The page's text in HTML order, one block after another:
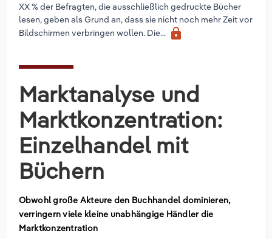
XX % der Befragten, die ausschließlich gedruckte Bücher
lesen, geben als Grund an, dass sie nicht noch mehr Zeit vor
Bildschirmen verbringen wollen. Die... lock
Marktanalyse und
Marktkonzentration:
Einzelhandel mit
Büchern
Obwohl große Akteure den Buchhandel dominieren,
verringern viele kleine unabhängige Händler die
Marktkonzentration